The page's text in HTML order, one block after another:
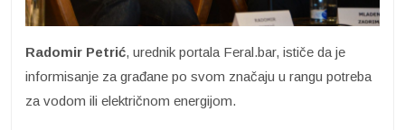
Radomir Petrić, urednik portala Feral.bar, ističe da je
informisanje za građane po svom značaju u rangu potreba
za vodom ili električnom energijom.